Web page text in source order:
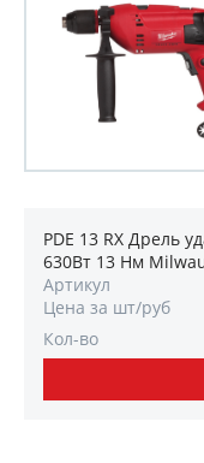
PDE 13 RX Дрель
630Вт 13 Нм
Артикул
Цена за шт/руб
Кол-во